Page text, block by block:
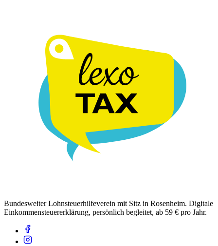
Bundesweiter Lohnsteuerhilfeverein mit Sitz in Rosenheim. Digitale
Einkommensteuererklärung, persönlich begleitet, ab 59 € pro Jahr.